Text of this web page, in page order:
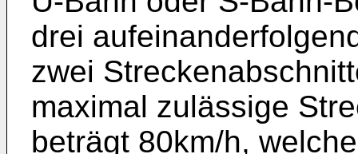
drei
zwei
maximal zulässige
beträgt 80km/h,